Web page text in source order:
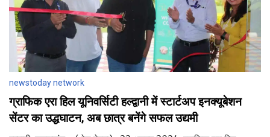
newstoday network
ग्राफिक एरा हिल यूनिवर्सिटी हल्द्वानी में स्टार्टअप इनक्यूबेशन
सेंटर का उद्धघाटन, अब छात्र बनेंगे सफल उद्यमी